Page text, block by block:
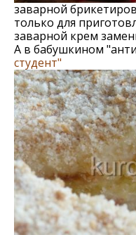
заварной
только для
заварной крем
А в бабушкином
студент"